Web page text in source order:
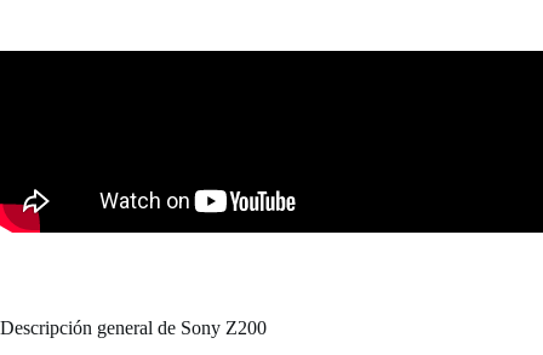
Descripción general de Sony Z200